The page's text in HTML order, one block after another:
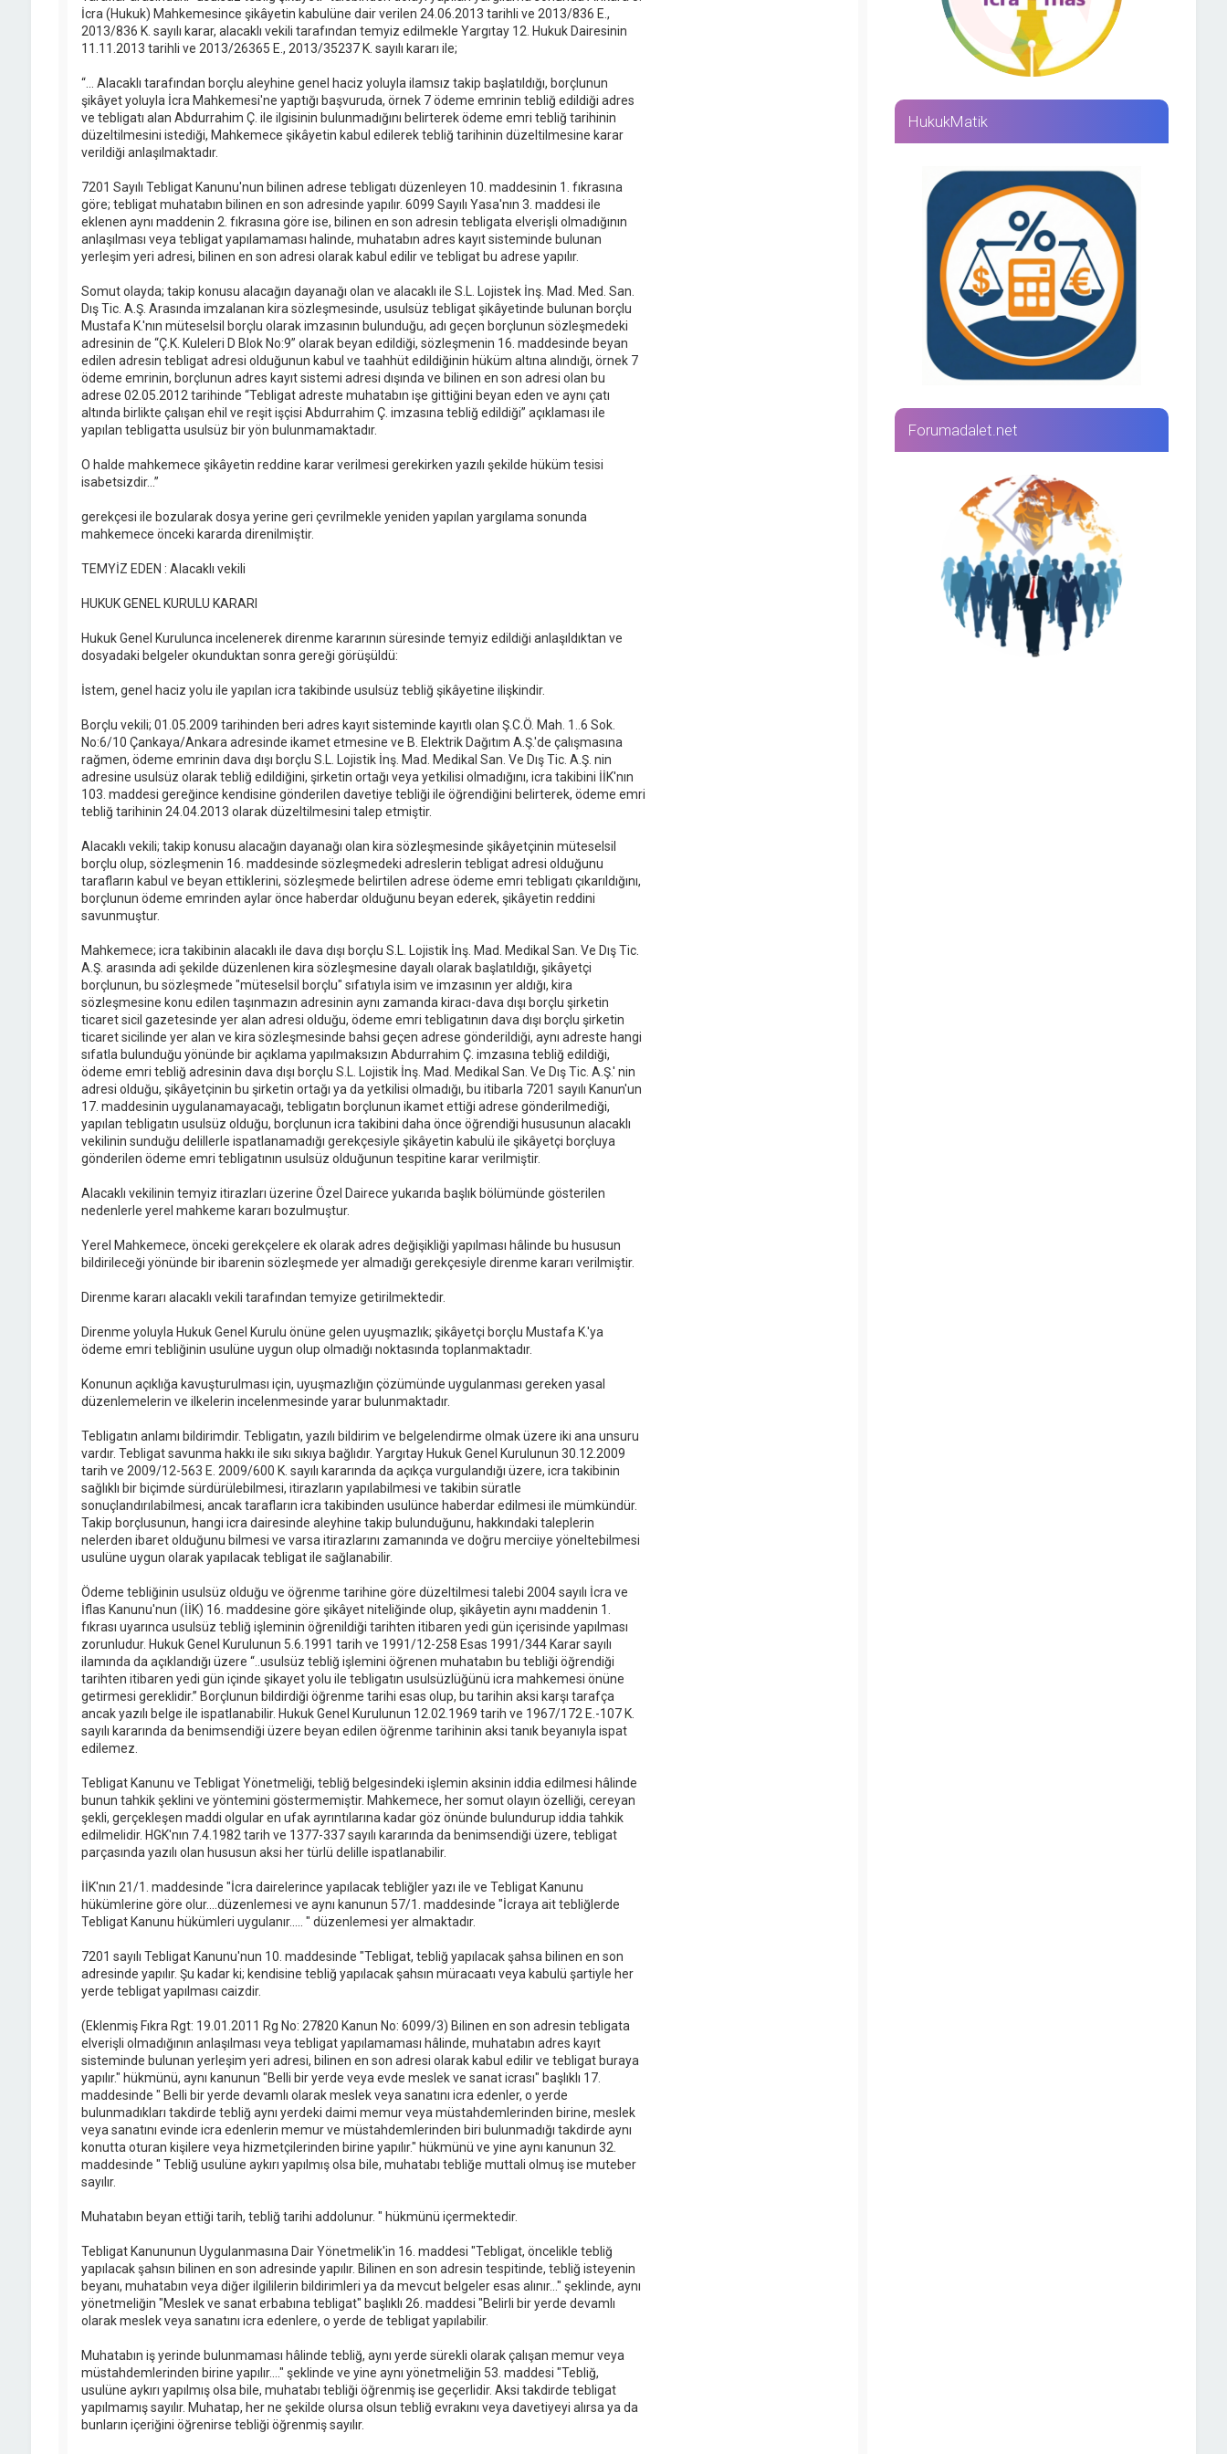
İcra (Hukuk) Mahkemesince şikâyetin kabulüne dair verilen 24.06.2013 tarihli ve 2013/836 E.,
2013/836 K. sayılı karar, alacaklı vekili tarafından temyiz edilmekle Yargıtay 12. Hukuk Dairesinin
11.11.2013 tarihli ve 2013/26365 E., 2013/35237 K. sayılı kararı ile;
“... Alacaklı tarafından borçlu aleyhine genel haciz yoluyla ilamsız takip başlatıldığı, borçlunun
şikâyet yoluyla İcra Mahkemesi'ne yaptığı başvuruda, örnek 7 ödeme emrinin tebliğ edildiği adres
ve tebligatı alan Abdurrahim Ç. ile ilgisinin bulunmadığını belirterek ödeme emri tebliğ tarihinin
düzeltilmesini istediği, Mahkemece şikâyetin kabul edilerek tebliğ tarihinin düzeltilmesine karar
verildiği anlaşılmaktadır.
7201 Sayılı Tebligat Kanunu'nun bilinen adrese tebligatı düzenleyen 10. maddesinin 1. fıkrasına
göre; tebligat muhatabın bilinen en son adresinde yapılır. 6099 Sayılı Yasa'nın 3. maddesi ile
eklenen aynı maddenin 2. fıkrasına göre ise, bilinen en son adresin tebligata elverişli olmadığının
anlaşılması veya tebligat yapılamaması halinde, muhatabın adres kayıt sisteminde bulunan
yerleşim yeri adresi, bilinen en son adresi olarak kabul edilir ve tebligat bu adrese yapılır.
Somut olayda; takip konusu alacağın dayanağı olan ve alacaklı ile S.L. Lojistek İnş. Mad. Med. San.
Dış Tic. A.Ş. Arasında imzalanan kira sözleşmesinde, usulsüz tebligat şikâyetinde bulunan borçlu
Mustafa K.'nın müteselsil borçlu olarak imzasının bulunduğu, adı geçen borçlunun sözleşmedeki
adresinin de “Ç.K. Kuleleri D Blok No:9” olarak beyan edildiği, sözleşmenin 16. maddesinde beyan
edilen adresin tebligat adresi olduğunun kabul ve taahhüt edildiğinin hüküm altına alındığı, örnek 7
ödeme emrinin, borçlunun adres kayıt sistemi adresi dışında ve bilinen en son adresi olan bu
adrese 02.05.2012 tarihinde “Tebligat adreste muhatabın işe gittiğini beyan eden ve aynı çatı
altında birlikte çalışan ehil ve reşit işçisi Abdurrahim Ç. imzasına tebliğ edildiği” açıklaması ile
yapılan tebligatta usulsüz bir yön bulunmamaktadır.
O halde mahkemece şikâyetin reddine karar verilmesi gerekirken yazılı şekilde hüküm tesisi
isabetsizdir…”
gerekçesi ile bozularak dosya yerine geri çevrilmekle yeniden yapılan yargılama sonunda
mahkemece önceki kararda direnilmiştir.
TEMYİZ EDEN : Alacaklı vekili
HUKUK GENEL KURULU KARARI
Hukuk Genel Kurulunca incelenerek direnme kararının süresinde temyiz edildiği anlaşıldıktan ve
dosyadaki belgeler okunduktan sonra gereği görüşüldü:
İstem, genel haciz yolu ile yapılan icra takibinde usulsüz tebliğ şikâyetine ilişkindir.
Borçlu vekili; 01.05.2009 tarihinden beri adres kayıt sisteminde kayıtlı olan Ş.C.Ö. Mah. 1..6 Sok.
No:6/10 Çankaya/Ankara adresinde ikamet etmesine ve B. Elektrik Dağıtım A.Ş.'de çalışmasına
rağmen, ödeme emrinin dava dışı borçlu S.L. Lojistik İnş. Mad. Medikal San. Ve Dış Tic. A.Ş. nin
adresine usulsüz olarak tebliğ edildiğini, şirketin ortağı veya yetkilisi olmadığını, icra takibini İİK'nın
103. maddesi gereğince kendisine gönderilen davetiye tebliği ile öğrendiğini belirterek, ödeme emri
tebliğ tarihinin 24.04.2013 olarak düzeltilmesini talep etmiştir.
Alacaklı vekili; takip konusu alacağın dayanağı olan kira sözleşmesinde şikâyetçinin müteselsil
borçlu olup, sözleşmenin 16. maddesinde sözleşmedeki adreslerin tebligat adresi olduğunu
tarafların kabul ve beyan ettiklerini, sözleşmede belirtilen adrese ödeme emri tebligatı çıkarıldığını,
borçlunun ödeme emrinden aylar önce haberdar olduğunu beyan ederek, şikâyetin reddini
savunmuştur.
Mahkemece; icra takibinin alacaklı ile dava dışı borçlu S.L. Lojistik İnş. Mad. Medikal San. Ve Dış Tic.
A.Ş. arasında adi şekilde düzenlenen kira sözleşmesine dayalı olarak başlatıldığı, şikâyetçi
borçlunun, bu sözleşmede "müteselsil borçlu" sıfatıyla isim ve imzasının yer aldığı, kira
sözleşmesine konu edilen taşınmazın adresinin aynı zamanda kiracı-dava dışı borçlu şirketin
ticaret sicil gazetesinde yer alan adresi olduğu, ödeme emri tebligatının dava dışı borçlu şirketin
ticaret sicilinde yer alan ve kira sözleşmesinde bahsi geçen adrese gönderildiği, aynı adreste hangi
sıfatla bulunduğu yönünde bir açıklama yapılmaksızın Abdurrahim Ç. imzasına tebliğ edildiği,
ödeme emri tebliğ adresinin dava dışı borçlu S.L. Lojistik İnş. Mad. Medikal San. Ve Dış Tic. A.Ş.' nin
adresi olduğu, şikâyetçinin bu şirketin ortağı ya da yetkilisi olmadığı, bu itibarla 7201 sayılı Kanun'un
17. maddesinin uygulanamayacağı, tebligatın borçlunun ikamet ettiği adrese gönderilmediği,
yapılan tebligatın usulsüz olduğu, borçlunun icra takibini daha önce öğrendiği hususunun alacaklı
vekilinin sunduğu delillerle ispatlanamadığı gerekçesiyle şikâyetin kabulü ile şikâyetçi borçluya
gönderilen ödeme emri tebligatının usulsüz olduğunun tespitine karar verilmiştir.
Alacaklı vekilinin temyiz itirazları üzerine Özel Dairece yukarıda başlık bölümünde gösterilen
nedenlerle yerel mahkeme kararı bozulmuştur.
Yerel Mahkemece, önceki gerekçelere ek olarak adres değişikliği yapılması hâlinde bu hususun
bildirileceği yönünde bir ibarenin sözleşmede yer almadığı gerekçesiyle direnme kararı verilmiştir.
Direnme kararı alacaklı vekili tarafından temyize getirilmektedir.
Direnme yoluyla Hukuk Genel Kurulu önüne gelen uyuşmazlık; şikâyetçi borçlu Mustafa K.'ya
ödeme emri tebliğinin usulüne uygun olup olmadığı noktasında toplanmaktadır.
Konunun açıklığa kavuşturulması için, uyuşmazlığın çözümünde uygulanması gereken yasal
düzenlemelerin ve ilkelerin incelenmesinde yarar bulunmaktadır.
Tebligatın anlamı bildirimdir. Tebligatın, yazılı bildirim ve belgelendirme olmak üzere iki ana unsuru
vardır. Tebligat savunma hakkı ile sıkı sıkıya bağlıdır. Yargıtay Hukuk Genel Kurulunun 30.12.2009
tarih ve 2009/12-563 E. 2009/600 K. sayılı kararında da açıkça vurgulandığı üzere, icra takibinin
sağlıklı bir biçimde sürdürülebilmesi, itirazların yapılabilmesi ve takibin süratle
sonuçlandırılabilmesi, ancak tarafların icra takibinden usulünce haberdar edilmesi ile mümkündür.
Takip borçlusunun, hangi icra dairesinde aleyhine takip bulunduğunu, hakkındaki taleplerin
nelerden ibaret olduğunu bilmesi ve varsa itirazlarını zamanında ve doğru merciiye yöneltebilmesi
usulüne uygun olarak yapılacak tebligat ile sağlanabilir.
Ödeme tebliğinin usulsüz olduğu ve öğrenme tarihine göre düzeltilmesi talebi 2004 sayılı İcra ve
İflas Kanunu'nun (İİK) 16. maddesine göre şikâyet niteliğinde olup, şikâyetin aynı maddenin 1.
fıkrası uyarınca usulsüz tebliğ işleminin öğrenildiği tarihten itibaren yedi gün içerisinde yapılması
zorunludur. Hukuk Genel Kurulunun 5.6.1991 tarih ve 1991/12-258 Esas 1991/344 Karar sayılı
ilamında da açıklandığı üzere “..usulsüz tebliğ işlemini öğrenen muhatabın bu tebliği öğrendiği
tarihten itibaren yedi gün içinde şikayet yolu ile tebligatın usulsüzlüğünü icra mahkemesi önüne
getirmesi gereklidir.” Borçlunun bildirdiği öğrenme tarihi esas olup, bu tarihin aksi karşı tarafça
ancak yazılı belge ile ispatlanabilir. Hukuk Genel Kurulunun 12.02.1969 tarih ve 1967/172 E.-107 K.
sayılı kararında da benimsendiği üzere beyan edilen öğrenme tarihinin aksi tanık beyanıyla ispat
edilemez.
Tebligat Kanunu ve Tebligat Yönetmeliği, tebliğ belgesindeki işlemin aksinin iddia edilmesi hâlinde
bunun tahkik şeklini ve yöntemini göstermemiştir. Mahkemece, her somut olayın özelliği, cereyan
şekli, gerçekleşen maddi olgular en ufak ayrıntılarına kadar göz önünde bulundurup iddia tahkik
edilmelidir. HGK'nın 7.4.1982 tarih ve 1377-337 sayılı kararında da benimsendiği üzere, tebligat
parçasında yazılı olan hususun aksi her türlü delille ispatlanabilir.
İİK'nın 21/1. maddesinde "İcra dairelerince yapılacak tebliğler yazı ile ve Tebligat Kanunu
hükümlerine göre olur....düzenlemesi ve aynı kanunun 57/1. maddesinde "İcraya ait tebliğlerde
Tebligat Kanunu hükümleri uygulanır..... " düzenlemesi yer almaktadır.
7201 sayılı Tebligat Kanunu'nun 10. maddesinde "Tebligat, tebliğ yapılacak şahsa bilinen en son
adresinde yapılır. Şu kadar ki; kendisine tebliğ yapılacak şahsın müracaatı veya kabulü şartiyle her
yerde tebligat yapılması caizdir.
(Eklenmiş Fıkra Rgt: 19.01.2011 Rg No: 27820 Kanun No: 6099/3) Bilinen en son adresin tebligata
elverişli olmadığının anlaşılması veya tebligat yapılamaması hâlinde, muhatabın adres kayıt
sisteminde bulunan yerleşim yeri adresi, bilinen en son adresi olarak kabul edilir ve tebligat buraya
yapılır." hükmünü, aynı kanunun "Belli bir yerde veya evde meslek ve sanat icrası" başlıklı 17.
maddesinde " Belli bir yerde devamlı olarak meslek veya sanatını icra edenler, o yerde
bulunmadıkları takdirde tebliğ aynı yerdeki daimi memur veya müstahdemlerinden birine, meslek
veya sanatını evinde icra edenlerin memur ve müstahdemlerinden biri bulunmadığı takdirde aynı
konutta oturan kişilere veya hizmetçilerinden birine yapılır." hükmünü ve yine aynı kanunun 32.
maddesinde " Tebliğ usulüne aykırı yapılmış olsa bile, muhatabı tebliğe muttali olmuş ise muteber
sayılır.
Muhatabın beyan ettiği tarih, tebliğ tarihi addolunur. " hükmünü içermektedir.
Tebligat Kanununun Uygulanmasına Dair Yönetmelik'in 16. maddesi "Tebligat, öncelikle tebliğ
yapılacak şahsın bilinen en son adresinde yapılır. Bilinen en son adresin tespitinde, tebliğ isteyenin
beyanı, muhatabın veya diğer ilgililerin bildirimleri ya da mevcut belgeler esas alınır..." şeklinde, aynı
yönetmeliğin "Meslek ve sanat erbabına tebligat" başlıklı 26. maddesi "Belirli bir yerde devamlı
olarak meslek veya sanatını icra edenlere, o yerde de tebligat yapılabilir.
Muhatabın iş yerinde bulunmaması hâlinde tebliğ, aynı yerde sürekli olarak çalışan memur veya
müstahdemlerinden birine yapılır...." şeklinde ve yine aynı yönetmeliğin 53. maddesi "Tebliğ,
usulüne aykırı yapılmış olsa bile, muhatabı tebliği öğrenmiş ise geçerlidir. Aksi takdirde tebligat
yapılmamış sayılır. Muhatap, her ne şekilde olursa olsun tebliğ evrakını veya davetiyeyi alırsa ya da
bunların içeriğini öğrenirse tebliği öğrenmiş sayılır.
HukukMatik
Forumadalet.net